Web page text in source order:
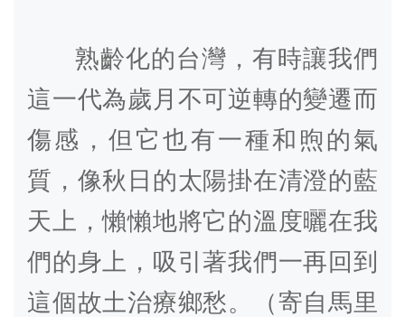
熟齡化的台灣，有時讓我們
這一代為歲月不可逆轉的變遷而
傷感，但它也有一種和煦的氣
質，像秋日的太陽掛在清澄的藍
天上，懶懶地將它的溫度曬在我
們的身上，吸引著我們一再回到
這個故土治療鄉愁。（寄自馬里